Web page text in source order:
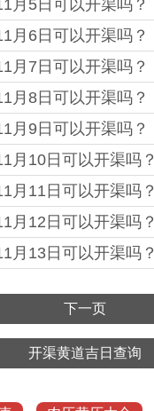
月5日可以开渠吗？
月6日可以开渠吗？
月7日可以开渠吗？
月8日可以开渠吗？
月9日可以开渠吗？
月10日可以开渠吗？
月11日可以开渠吗？
月12日可以开渠吗？
月13日可以开渠吗？
下一页
开渠黄道吉日查询